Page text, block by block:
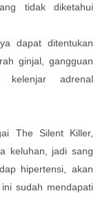
tidak diketahui
dapat ditentukan
ginjal, gangguan
kelenjar adrenal
The Silent Killer,
keluhan, jadi sang
hipertensi, akan
sudah mendapati